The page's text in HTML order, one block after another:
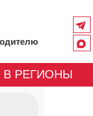
В РЕГИОНЫ